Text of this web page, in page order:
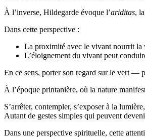
À l’inverse, Hildegarde évoque l’ariditas,
Dans cette perspective :
La proximité avec le vivant nourrit la
L’éloignement du vivant peut
En ce sens, porter son regard sur le vert —
À l’époque printanière, où la nature
S’arrêter, contempler, s’exposer à la
Autant de gestes simples qui peuvent
Dans une perspective spirituelle, cette